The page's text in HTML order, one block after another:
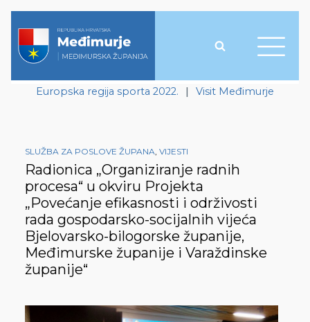
Europska regija sporta 2022. | Visit Međimurje
SLUŽBA ZA POSLOVE ŽUPANA, VIJESTI
Radionica „Organiziranje radnih
procesa“ u okviru Projekta
„Povećanje efikasnosti i održivosti
rada gospodarsko-socijalnih vijeća
Bjelovarsko-bilogorske županije,
Međimurske županije i Varaždinske
županije“